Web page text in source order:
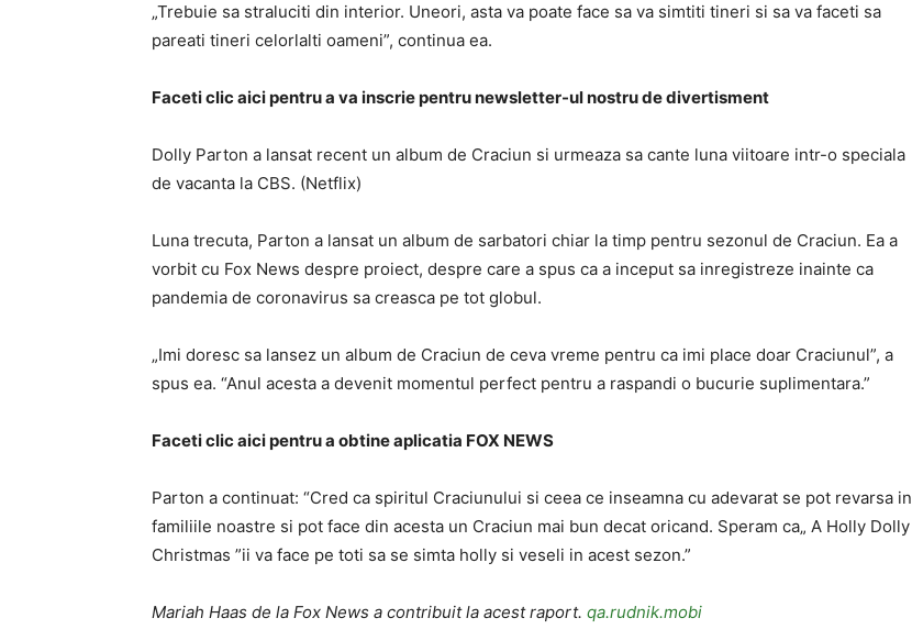
„Trebuie sa straluciti din interior. Uneori, asta va poate face sa va simtiti tineri si sa va faceti sa
pareati tineri celorlalti oameni”, continua ea.
Faceti clic aici pentru a va inscrie pentru newsletter-ul nostru de divertisment
Dolly Parton a lansat recent un album de Craciun si urmeaza sa cante luna viitoare intr-o speciala
de vacanta la CBS. (Netflix)
Luna trecuta, Parton a lansat un album de sarbatori chiar la timp pentru sezonul de Craciun. Ea a
vorbit cu Fox News despre proiect, despre care a spus ca a inceput sa inregistreze inainte ca
pandemia de coronavirus sa creasca pe tot globul.
„Imi doresc sa lansez un album de Craciun de ceva vreme pentru ca imi place doar Craciunul”, a
spus ea. “Anul acesta a devenit momentul perfect pentru a raspandi o bucurie suplimentara.”
Faceti clic aici pentru a obtine aplicatia FOX NEWS
Parton a continuat: “Cred ca spiritul Craciunului si ceea ce inseamna cu adevarat se pot revarsa in
familiile noastre si pot face din acesta un Craciun mai bun decat oricand. Speram ca„ A Holly Dolly
Christmas ”ii va face pe toti sa se simta holly si veseli in acest sezon.”
Mariah Haas de la Fox News a contribuit la acest raport. qa.rudnik.mobi